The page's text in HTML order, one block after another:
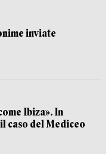
inviate
Ibiza». In
caso del Mediceo